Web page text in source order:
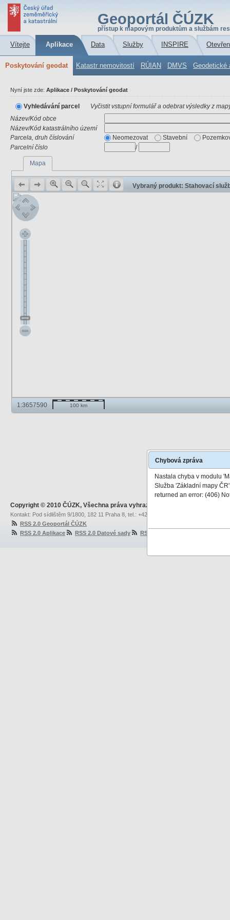
Geoportál ČÚZK
přístup k mapovým produktům a službám
Vítejte Aplikace Data Služby INSPIRE
Poskytování geodat Katastr nemovitostí RÚIAN DMVS Geodetické
Nyní jste zde: Aplikace / Poskytování geodat
Vyhledávání parcel
Vyčistit vstupní formulář a odebrat výsledky z
Název/Kód obce
Název/Kód katastrálního území
Parcela, druh číslování
Neomezovat Stavební
Parcelní číslo
/
Mapa
Vybraný produkt: Stahovací
1:3657590 100 km
Copyright © 2010 ČÚZK, Všechna práva vyhrazena
Kontakt: Pod sídlištěm 9/1800, 182 11 Praha 8, tel.: +420 284 041 111, fax: +420 284
RSS 2.0 Geoportál ČÚZK
RSS 2.0 Aplikace
RSS 2.0 Datové sady RSS 2.0 Síťové služby
Chybová zpráva
Nastala chyba v modulu
Služba 'Základní mapy
returned an error: (406)